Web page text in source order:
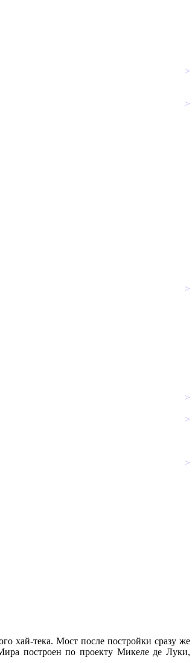
>
>
>
>
>
>
хай-тека. Мост после постройки сразу же
построен по проекту Микеле де Луки,